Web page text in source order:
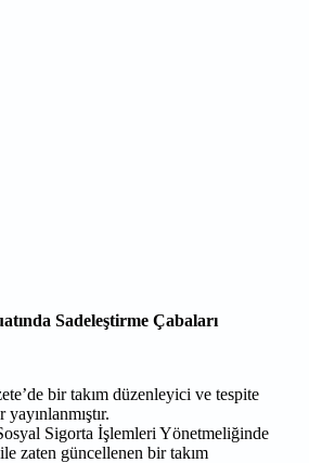
Sadeleştirme Çabaları
bir takım düzenleyici ve tespite
Sigorta İşlemleri Yönetmeliğinde
zaten güncellenen bir takım